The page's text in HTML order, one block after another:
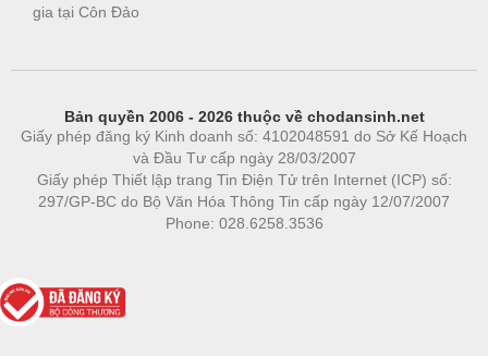
gia tại Côn Đảo
Bản quyền 2006 - 2026 thuộc về chodansinh.net
Giấy phép đăng ký Kinh doanh số: 4102048591 do Sở Kế Hoạch
và Đầu Tư cấp ngày 28/03/2007
Giấy phép Thiết lập trang Tin Điện Tử trên Internet (ICP) số:
297/GP-BC do Bộ Văn Hóa Thông Tin cấp ngày 12/07/2007
Phone: 028.6258.3536